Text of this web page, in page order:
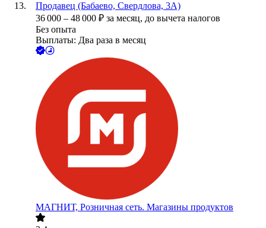
Продавец (Бабаево, Свердлова, 3А)
36 000 – 48 000 ₽ за месяц, до вычета налогов
Без опыта
Выплаты: Два раза в месяц
МАГНИТ, Розничная сеть. Магазины продуктов